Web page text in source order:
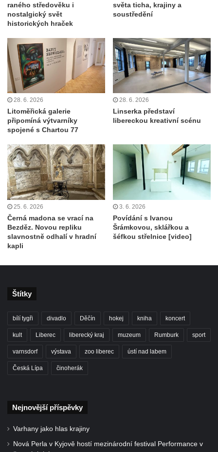
raného středověku i
nostalgický svět
historických hraček
světa ticha, krajiny a
soustředění
28. 6. 2026
Litoměřická galerie
připomíná výtvarníky
spojené s Chartou 77
28. 6. 2026
Linserka představí
libereckou kreativní scénu
25. 6. 2026
Černá madona se vrací na
Bezděz. Novou repliku
slavnostně odhalí v hradní
kapli
3. 6. 2026
Povídání s Ivanou
Šrámkovou, sklářkou a
šéfkou střelnice [video]
Štítky
bílí tygři divadlo Děčín hokej kniha koncert
kult Liberec liberecký kraj muzeum Rumburk sport
varnsdorf výstava zoo liberec ústí nad labem
Česká Lípa činoherák
Nejnovější příspěvky
Varhany jako hlas krajiny
Nová Perla v Kyjově hostí mezinárodní festival Performance v